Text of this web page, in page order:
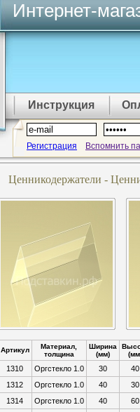
Интернет-
Инструкция
Регистрация Вспомнить
Ценникодержатели -
Артикул
Материал,
толщина
Ширина
(мм)
1310 Оргстекло 1.0 30
40
1312
Оргстекло 1.0 40
30
1314
Оргстекло 1.0 40
60